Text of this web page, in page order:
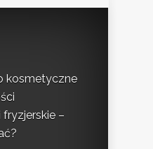
kosmetyczne
–